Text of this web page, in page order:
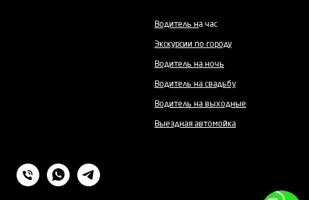
Водитель на час
Экскурсии по городу
Водитель на ночь
Водитель на свадьбу
Водитель на выходные
Выездная автомойка